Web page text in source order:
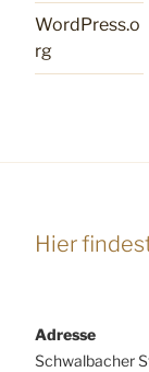
WordPress.o
rg
Hier
Adresse
Schwalbacher